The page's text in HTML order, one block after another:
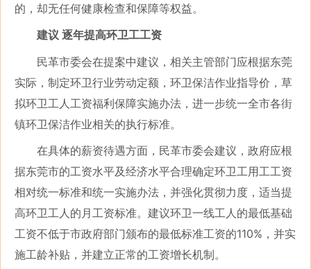
的，却无任何健康检查和保障等权益。
建议 逐年提高环卫工工资
民革市委会在提案中建议，相关主管部门应根据东莞
实际，制定环卫行业劳动定额，环卫保洁作业指导价，草
拟环卫工人工资福利保障实施办法，进一步统一全市各街
镇环卫保洁作业相关的执行标准。
在具体的薪资待遇方面，民革市委会建议，政府应根
据东莞市的工资水平及经济水平合理确定环卫工用工工资
相对统一标准和统一实施办法，并强化贯彻力度，适当提
高环卫工人的月工资标准。建议环卫一线工人的最低基础
工资不低于市政府部门颁布的最低标准工资的110%，并实
施工龄补贴，并建立正常的工资增长机制。